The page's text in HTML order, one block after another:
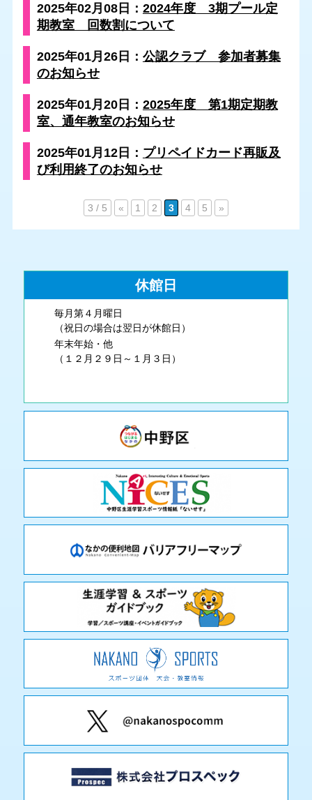
2025年02月08日： 2024年度 3期プール定
期教室 回数割について
2025年01月26日： 公認クラブ 参加者募集
のお知らせ
2025年01月20日： 2025年度 第1期定期教
室、通年教室のお知らせ
2025年01月12日： プリペイドカード再販及
び利用終了のお知らせ
3 / 5 « 1 2 3 4 5 »
休館日
毎月第４月曜日
（祝日の場合は翌日が休館日）
年末年始・他
（１２月２９日～１月３日）